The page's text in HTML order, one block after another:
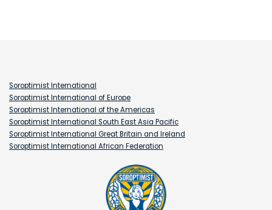
Soroptimist International
Soroptimist International of Europe
Soroptimist International of the Americas
Soroptimist International South East Asia Pacific
Soroptimist International Great Britain and Ireland
Soroptimist International African Federation